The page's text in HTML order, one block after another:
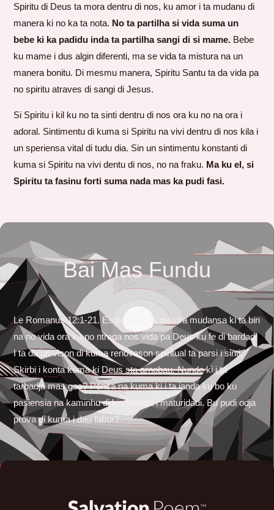
Spiritu di Deus ta mora dentru di nos, ku amor i ta mudanu di
manera ki no ka ta nota. No ta partilha si vida suma un
bebe ki ka padidu inda ta partilha sangi di si mame. Bebe
ku mame i dus algin diferenti, ma se vida ta mistura na un
manera bonitu. Di mesmu manera, Spiritu Santu ta da vida pa
no spiritu atraves di sangi di Jesus.
Si Spiritu i kil ku no ta sinti dentru di nos ora ku no na ora i
adoral. Sintimentu di kuma si Spiritu na vivi dentru di nos kila i
un speriensa vital di tudu dia. Sin un sintimentu konstanti di
kuma si Spiritu na vivi dentu di nos, no na fraku. Ma ku el, si
Spiritu ta fasinu forti suma nada mas ka pudi fasi.
Bai Mas Fundu
Le Romanus 12:1-21. Es pasajen ta mostra mudansa ki ta bin
na no vida ora ku no ntrega nos vida pa Deus ku fe di bardadi
I ta da un vison di kuma renovason spiritual ta parsi i sinti.
Skirbi i konta kuma ki Deus sta arnobau. Nunde ki i ta
tarbadja mas gos? Pensa na kuma ki i ta ianda ku bo ku
pasiensia na kaminhu di kirsimentu i maturidadi. Bu pudi odja
prova di kuma i dau fabur?